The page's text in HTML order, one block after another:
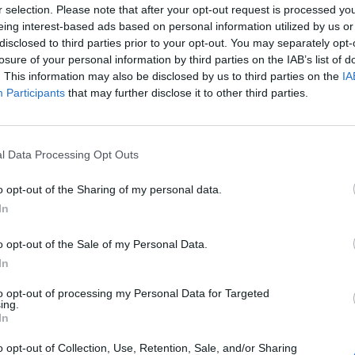
selection. Please note that after your opt-out request is processed
interest-based ads based on personal information utilized by us
to third parties prior to your opt-out. You may separately
of your personal information by third parties on the IAB’s list of
This information may also be disclosed by us to third parties on the
Participants that may further disclose it to other third parties.
Data Processing Opt Outs
opt-out of the Sharing of my personal data.
opt-out of the Sale of my Personal Data.
opt-out of processing my Personal Data for Targeted
opt-out of Collection, Use, Retention, Sale, and/or Sharing
Nel secondo tempo lascia il posto a
5 Regala a El Shaarawy la palla del
Faraone la spreca, lui forse se la prende e
campo. Boateng 4.5 Allegri gli affida il
centravanti, lui mostra di non gradirlo.
El Shaarawy 4.5 Dopo neppure un
la Roma con un destro di poco a
e un gol che salva la faccia al Milan.
e lo fa nel modo peggiore. I rossoneri
aggredire la Roma, ma lasciano troppo
Rudy Giuliani a Come States?